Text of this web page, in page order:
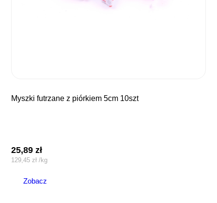
myszki futrzane z piórkiem 5cm 10szt
25,89zł
129,45 zł /kg
Zobacz